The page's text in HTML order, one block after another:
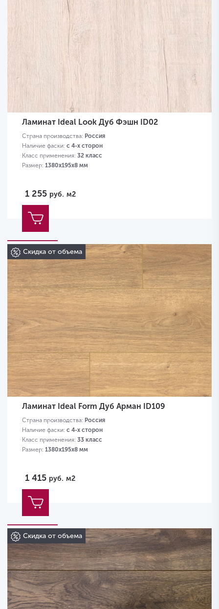
Ламинат Ideal Look Дуб Фэшн ID02
Страна производства: Россия
Наличие фаски: с 4-х сторон
Класс применения: 32 класс
Размер: 1380х195х8 мм
1 255 руб. м2
Скидка от объема
Ламинат Ideal Form Дуб Арман ID109
Страна производства: Россия
Наличие фаски: с 4-х сторон
Класс применения: 33 класс
Размер: 1380х195х8 мм
1 415 руб. м2
Скидка от объема